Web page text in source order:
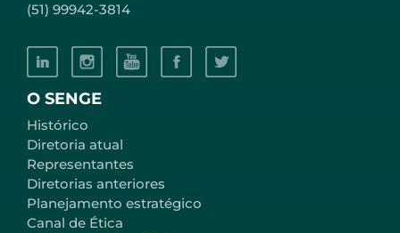
O SENGE
Histórico
Diretoria atual
Representantes
Diretorias anteriores
Planejamento estratégico
Canal de Ética
(51) 99942-3814